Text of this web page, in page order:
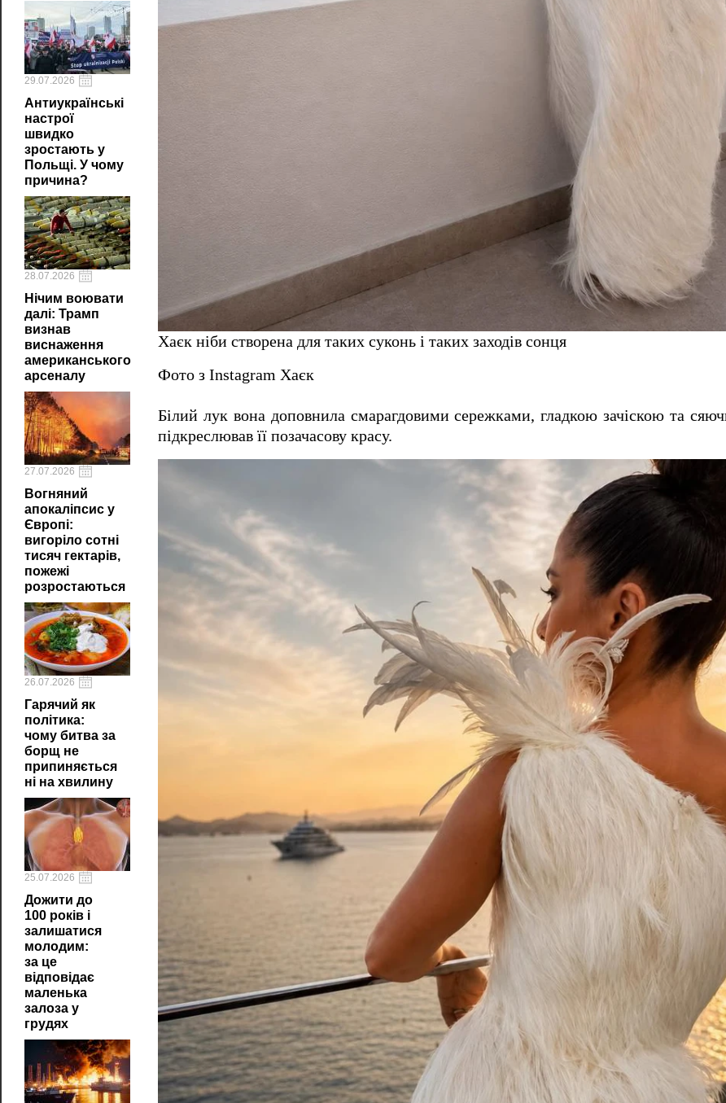
29.07.2026
Антиукраїнські
настрої
швидко
зростають у
Польщі. У чому
причина?
28.07.2026
Нічим воювати
далі: Трамп
визнав
виснаження
американського
арсеналу
27.07.2026
Вогняний
апокаліпсис у
Європі:
вигоріло сотні
тисяч гектарів,
пожежі
розростаються
26.07.2026
Гарячий як
політика:
чому битва за
борщ не
припиняється
ні на хвилину
25.07.2026
Дожити до
100 років і
залишатися
молодим:
за це
відповідає
маленька
залоза у
грудях
Хаєк ніби створена для таких суконь і таких заходів сонця
Фото з Instagram Хаєк
Білий лук вона доповнила смарагдовими сережками, гладкою зачіскою та
підкреслював її позачасову красу.